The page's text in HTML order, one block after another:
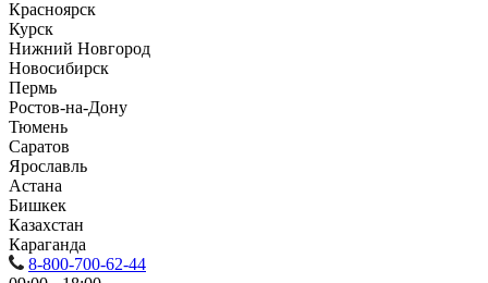
Красноярск
Курск
Нижний Новгород
Новосибирск
Пермь
Ростов-на-Дону
Тюмень
Саратов
Ярославль
Астана
Бишкек
Казахстан
Караганда
8-800-700-62-44